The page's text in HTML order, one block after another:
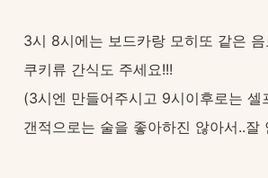
3시 8시에는 보드카랑 모히또 같은
쿠키류 간식도 주세요!!!
(3시엔 만들어주시고 9시이후로는 셀
갠적으로는 술을 좋아하진 않아서..잘